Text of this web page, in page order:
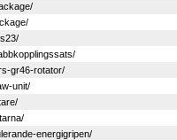
gr46-rotator/
unit/
energigripen/